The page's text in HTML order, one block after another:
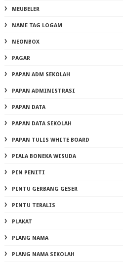
MEUBELER
NAME TAG LOGAM
NEONBOX
PAGAR
PAPAN ADM SEKOLAH
PAPAN ADMINISTRASI
PAPAN DATA
PAPAN DATA SEKOLAH
PAPAN TULIS WHITE BOARD
PIALA BONEKA WISUDA
PIN PENITI
PINTU GERBANG GESER
PINTU TERALIS
PLAKAT
PLANG NAMA
PLANG NAMA SEKOLAH